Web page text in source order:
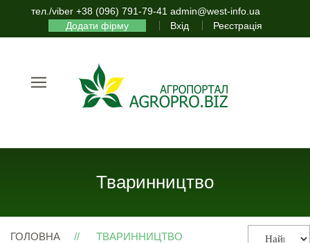
тел./viber +38 (096) 791-79-41 admin@west-info.ua
Додати фірму
Вхід Реєстрація
Тваринництво
ГОЛОВНА ТВАРИННИЦТВО